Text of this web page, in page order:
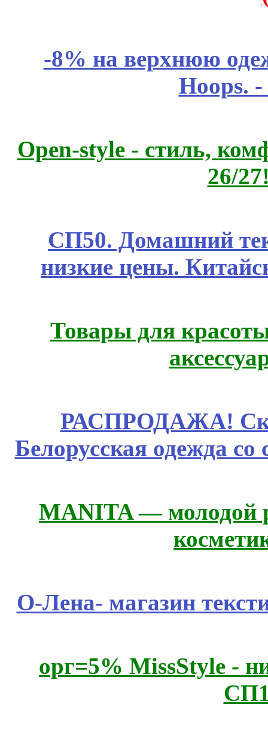
-8% на верхнюю
Hoops.
Open-style - стиль,
26/
СП50. Домашний
низкие цены.
Товары для
РАСПРОДАЖА!
Белорусская одежда
MANITA — молодой
О-Лена- магазин
орг=5% MissStyle -